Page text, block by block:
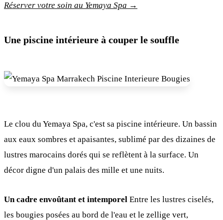
Réserver votre soin au Yemaya Spa →
Une piscine intérieure à couper le souffle
Le clou du Yemaya Spa, c'est sa piscine intérieure. Un bassin
aux eaux sombres et apaisantes, sublimé par des dizaines de
lustres marocains dorés qui se reflètent à la surface. Un
décor digne d'un palais des mille et une nuits.
Un cadre envoûtant et intemporel Entre les lustres ciselés,
les bougies posées au bord de l'eau et le zellige vert,